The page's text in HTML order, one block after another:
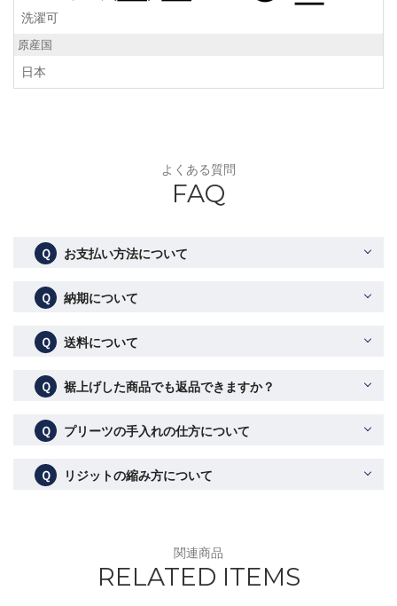
洗濯可
原産国
日本
よくある質問
FAQ
Ｑ お支払い方法について
Ｑ 納期について
Ｑ 送料について
Ｑ 裾上げした商品でも返品できますか？
Ｑ プリーツの手入れの仕方について
Ｑ リジットの縮み方について
関連商品
RELATED ITEMS